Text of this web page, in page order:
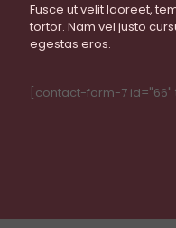
Fusce ut velit laoreet,
tortor. Nam vel justo
egestas eros.
[contact-form-7 id="66"